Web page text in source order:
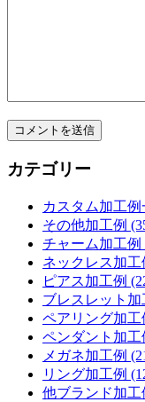
カテゴリー
カスタム加工例
その他加工例
チャーム加工例
ネックレス加工
ピアス加工例
ブレスレット加
ペアリング加工
ペンダント加工
メガネ加工例
リング加工例
他ブランド加工